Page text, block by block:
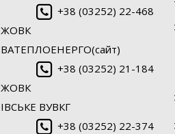
+38 (03252) 22-468
ЖОВК
ВАТЕПЛОЕНЕРГО(сайт)
+38 (03252) 21-184
ЖОВК
ІВСЬКЕ ВУВКГ
+38 (03252) 22-374